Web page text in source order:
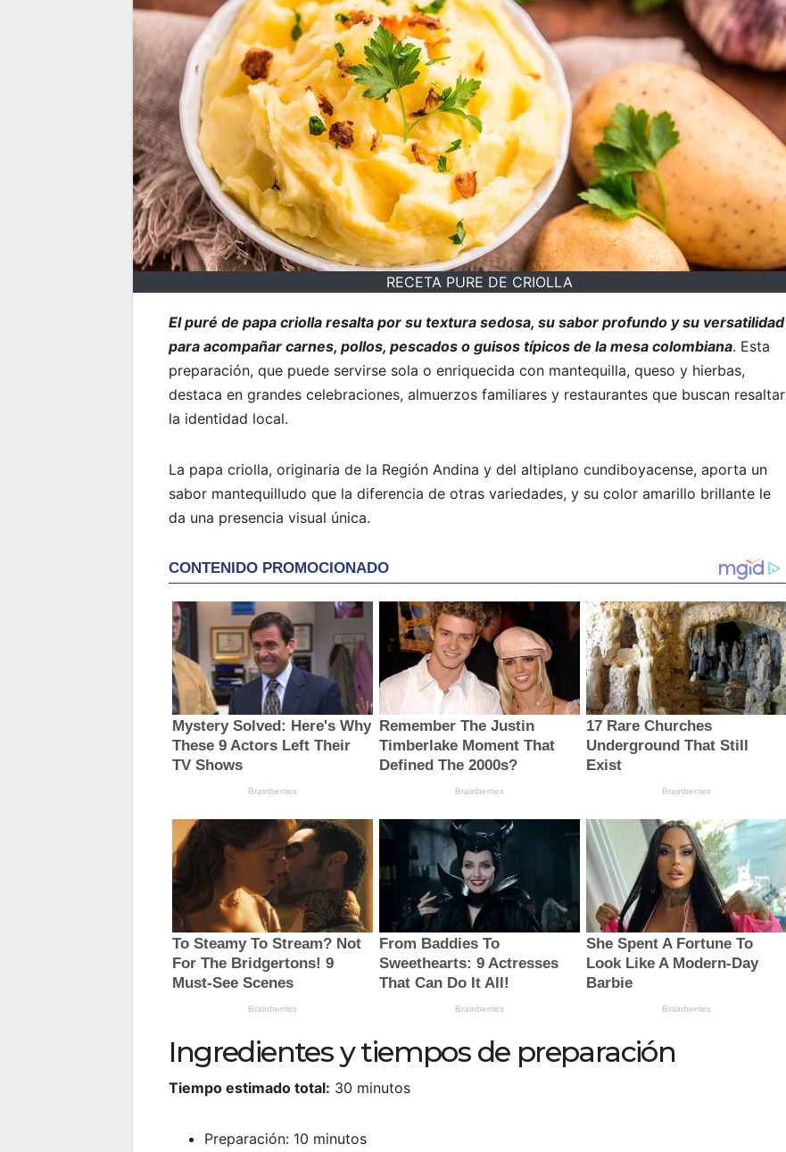
RECETA PURE DE CRIOLLA
El puré de papa criolla resalta por su textura sedosa, su sabor profundo y su versatilidad
para acompañar carnes, pollos, pescados o guisos típicos de la mesa colombiana. Esta
preparación, que puede servirse sola o enriquecida con mantequilla, queso y hierbas,
destaca en grandes celebraciones, almuerzos familiares y restaurantes que buscan resaltar
la identidad local.
La papa criolla, originaria de la Región Andina y del altiplano cundiboyacense, aporta un
sabor mantequilludo que la diferencia de otras variedades, y su color amarillo brillante le
da una presencia visual única.
Ingredientes y tiempos de preparación
Tiempo estimado total: 30 minutos
Preparación: 10 minutos